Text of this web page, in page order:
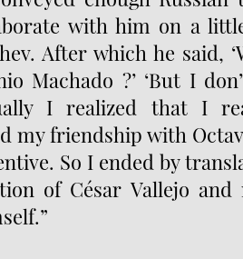
with him on a
After which he said,
Machado ?’ ‘But I
I realized that I
my friendship with
So I ended by
of César Vallejo and